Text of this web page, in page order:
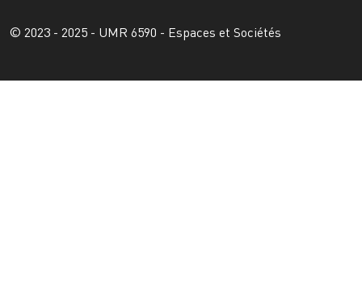
© 2023 - 2025 - UMR 6590 - Espaces et Sociétés